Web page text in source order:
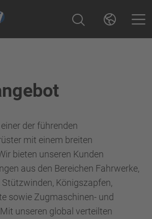
der führenden
mit einem breiten
bieten unseren Kunden
aus den Bereichen Fahrwerke,
Königszapfen,
sowie Zugmaschinen- und
unseren global verteilten